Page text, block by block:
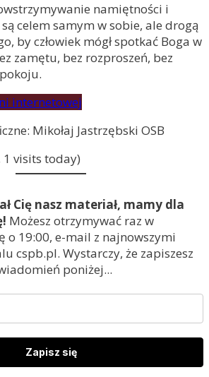
namiętności i
celem samym w sobie, ale drogą
by człowiek mógł spotkać Boga w
zamętu, bez rozproszeń, bez
internetowej
Mikołaj Jastrzębski OSB
visits today)
Cię nasz materiał, mamy dla
Możesz otrzymywać raz w
o 19:00, e-mail z najnowszymi
cspb.pl. Wystarczy, że zapiszesz
poniżej...
Zapisz się